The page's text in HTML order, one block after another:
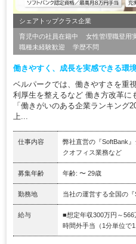
シェアトップクラス企業
育児中の社員在籍中 女性管理職登用
職種未経験歓迎
学歴不問
働きやすく、成長を実感できる環
ベルパークでは、働きやすさを重
利厚生を整えるなど 働き方改革に
「働きがいのある企業ランキング
上...
仕事内容
弊社直営の『SoftBank
クオフィス業務など
募集年齢 年齢: 〜 29歳
勤務地 当社の運営する全国の
給与
■想定年収300万円～566
時間外手当（1分単位で